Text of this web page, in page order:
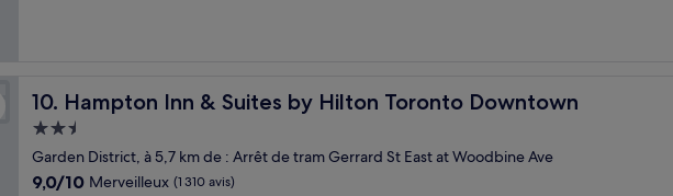
10. Hampton Inn & Suites by Hilton Toronto Downtown
Hampton Inn & Suites by Hilton Toronto Downtown
Hébergement
2.5 étoiles
Garden District, à 5,7 km de : Arrêt de tram Gerrard St East at Woodbine Ave
9.0
9,0/10 Merveilleux (1 310 avis)